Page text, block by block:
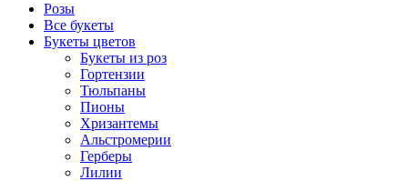
Розы
Все букеты
Букеты цветов
Букеты из роз
Гортензии
Тюльпаны
Пионы
Хризантемы
Альстромерии
Герберы
Лилии